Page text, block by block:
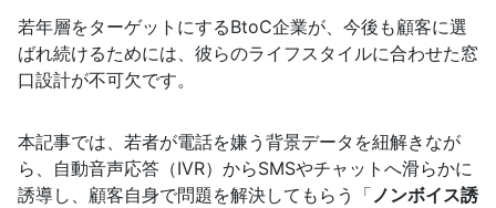
若年層をターゲットにするBtoC企業が、今後も顧客に選
ばれ続けるためには、彼らのライフスタイルに合わせた窓
口設計が不可欠です。
本記事では、若者が電話を嫌う背景データを紐解きなが
ら、自動音声応答（IVR）からSMSやチャットへ滑らかに
誘導し、顧客自身で問題を解決してもらう「 ノンボイス誘